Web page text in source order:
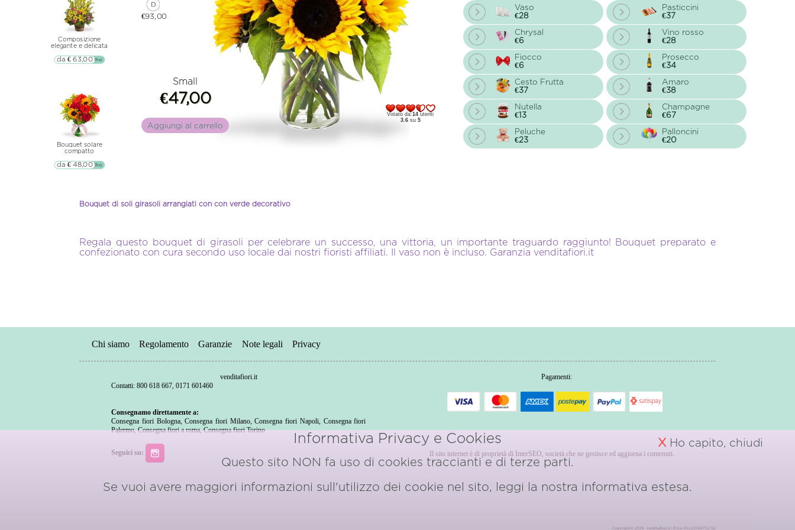
Composizione
elegante e delicata
▷▷ Buy
da € 63,00
Bouquet solare
compatto
▷▷ Buy
da € 48,00
€93,00
Small
€47,00
Aggiungi al carrello
Votato da:14 utenti
3.6su 5
Vaso
€28
Chrysal
€6
Fiocco
€6
Cesto Frutta
€37
Nutella
€13
Peluche
€23
Pasticcini
€37
Vino rosso
€28
Prosecco
€34
Amaro
€38
Champagne
€67
Palloncini
€20
Bouquet di soli girasoli arrangiati con con verde decorativo
Regala questo bouquet di girasoli per celebrare un successo, una vittoria, un importante traguardo raggiunto! Bouquet preparato e
confezionato con cura secondo uso locale dai nostri fioristi affiliati. Il vaso non è incluso. Garanzia venditafiori.it
Chi siamo Regolamento Garanzie Note legali Privacy
venditafiori.it
Contatti: 800 618 667, 0171 601460
Consegnamo direttamente a:
Consegna fiori Bologna,Consegna fiori Milano,Consegna fiori Napoli, Consegna fiori
Palermo,Consegna fiori a roma,Consegna fiori Torino
Seguici su:
Pagamenti:
Il sito internet è di proprietà di InterSEO, società che ne gestisce ed aggiorna i contenuti.
Copyright© 2026 venditafiori.it | P.iva: 05123500752 S2
Informativa Privacy e Cookies
Questo sito NON fa uso di cookies traccianti e di terze parti.
Se vuoi avere maggiori informazioni sull'utilizzo dei cookie nel sito, leggi la nostra informativa estesa.
X Ho capito, chiudi